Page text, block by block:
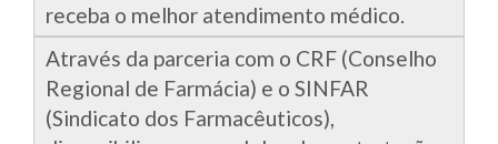
receba o melhor atendimento médico.
Através da parceria com o CRF (Conselho
Regional de Farmácia) e o SINFAR
(Sindicato dos Farmacêuticos),